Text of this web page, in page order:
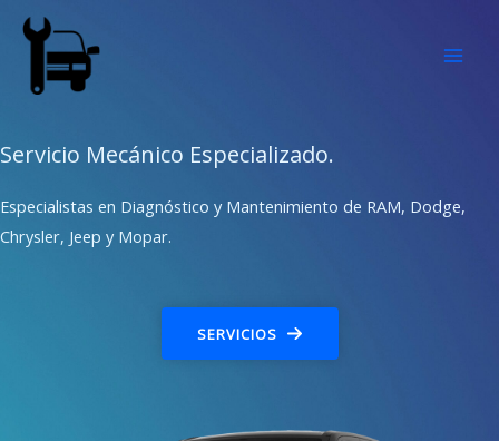
contenido
Servicio Mecánico Especializado.
Especialistas en Diagnóstico y Mantenimiento de RAM, Dodge,
Chrysler, Jeep y Mopar.
SERVICIOS